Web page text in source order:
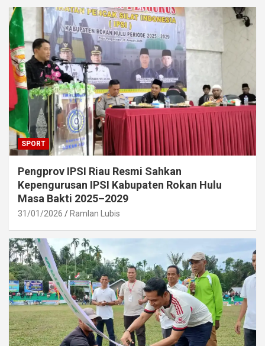
SPORT
Pengprov IPSI Riau Resmi Sahkan
Kepengurusan IPSI Kabupaten Rokan Hulu
Masa Bakti 2025–2029
31/01/2026 Ramlan Lubis